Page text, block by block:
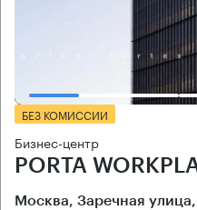
БЕЗ КОМИССИИ
Бизнес-центр
PORTA
Москва, Заречная улица,